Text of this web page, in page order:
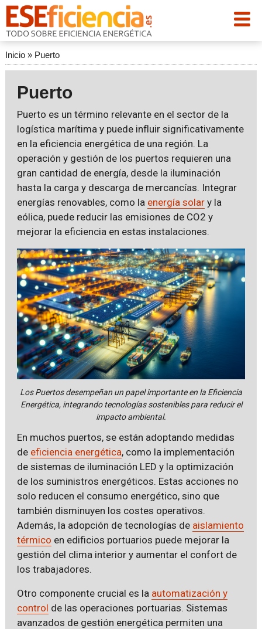
Inicio» Puerto
Puerto
Puerto es un término relevante en el sector de la
logística marítima y puede influir significativamente
en la eficiencia energética de una región. La
operación y gestión de los puertos requieren una
gran cantidad de energía, desde la iluminación
hasta la carga y descarga de mercancías. Integrar
energías renovables, como la energía solary la
eólica, puede reducir las emisiones de CO2 y
mejorar la eficiencia en estas instalaciones.
Los Puertos desempeñan un papel importante en la Eficiencia
Energética, integrando tecnologías sostenibles para reducir el
impacto ambiental.
En muchos puertos, se están adoptando medidas
de eficiencia energética, como la implementación
de sistemas de iluminación LED y la optimización
de los suministros energéticos. Estas acciones no
solo reducen el consumo energético, sino que
también disminuyen los costes operativos.
Además, la adopción de tecnologías de aislamiento
térmico en edificios portuarios puede mejorar la
gestión del clima interior y aumentar el confort de
los trabajadores.
Otro componente crucial es la automatización y
control de las operaciones portuarias. Sistemas
avanzados de gestión energética permiten una